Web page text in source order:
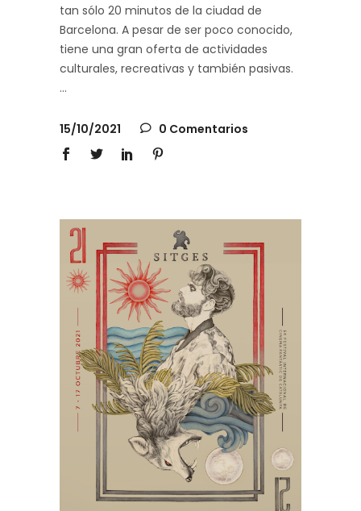
tan sólo 20 minutos de la ciudad de
Barcelona. A pesar de ser poco conocido,
tiene una gran oferta de actividades
culturales, recreativas y también pasivas.
15/10/2021 0 Comentarios